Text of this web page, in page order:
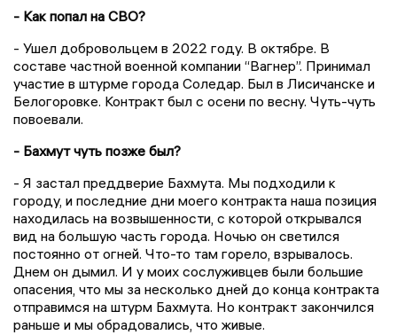
- Как попал на СВО?
- Ушел добровольцем в 2022 году. В октябре. В
составе частной военной компании “Вагнер”. Принимал
участие в штурме города Соледар. Был в Лисичанске и
Белогоровке. Контракт был с осени по весну. Чуть-чуть
повоевали.
- Бахмут чуть позже был?
- Я застал преддверие Бахмута. Мы подходили к
городу, и последние дни моего контракта наша позиция
находилась на возвышенности, с которой открывался
вид на большую часть города. Ночью он светился
постоянно от огней. Что-то там горело, взрывалось.
Днем он дымил. И у моих сослуживцев были большие
опасения, что мы за несколько дней до конца контракта
отправимся на штурм Бахмута. Но контракт закончился
раньше и мы обрадовались, что живые.